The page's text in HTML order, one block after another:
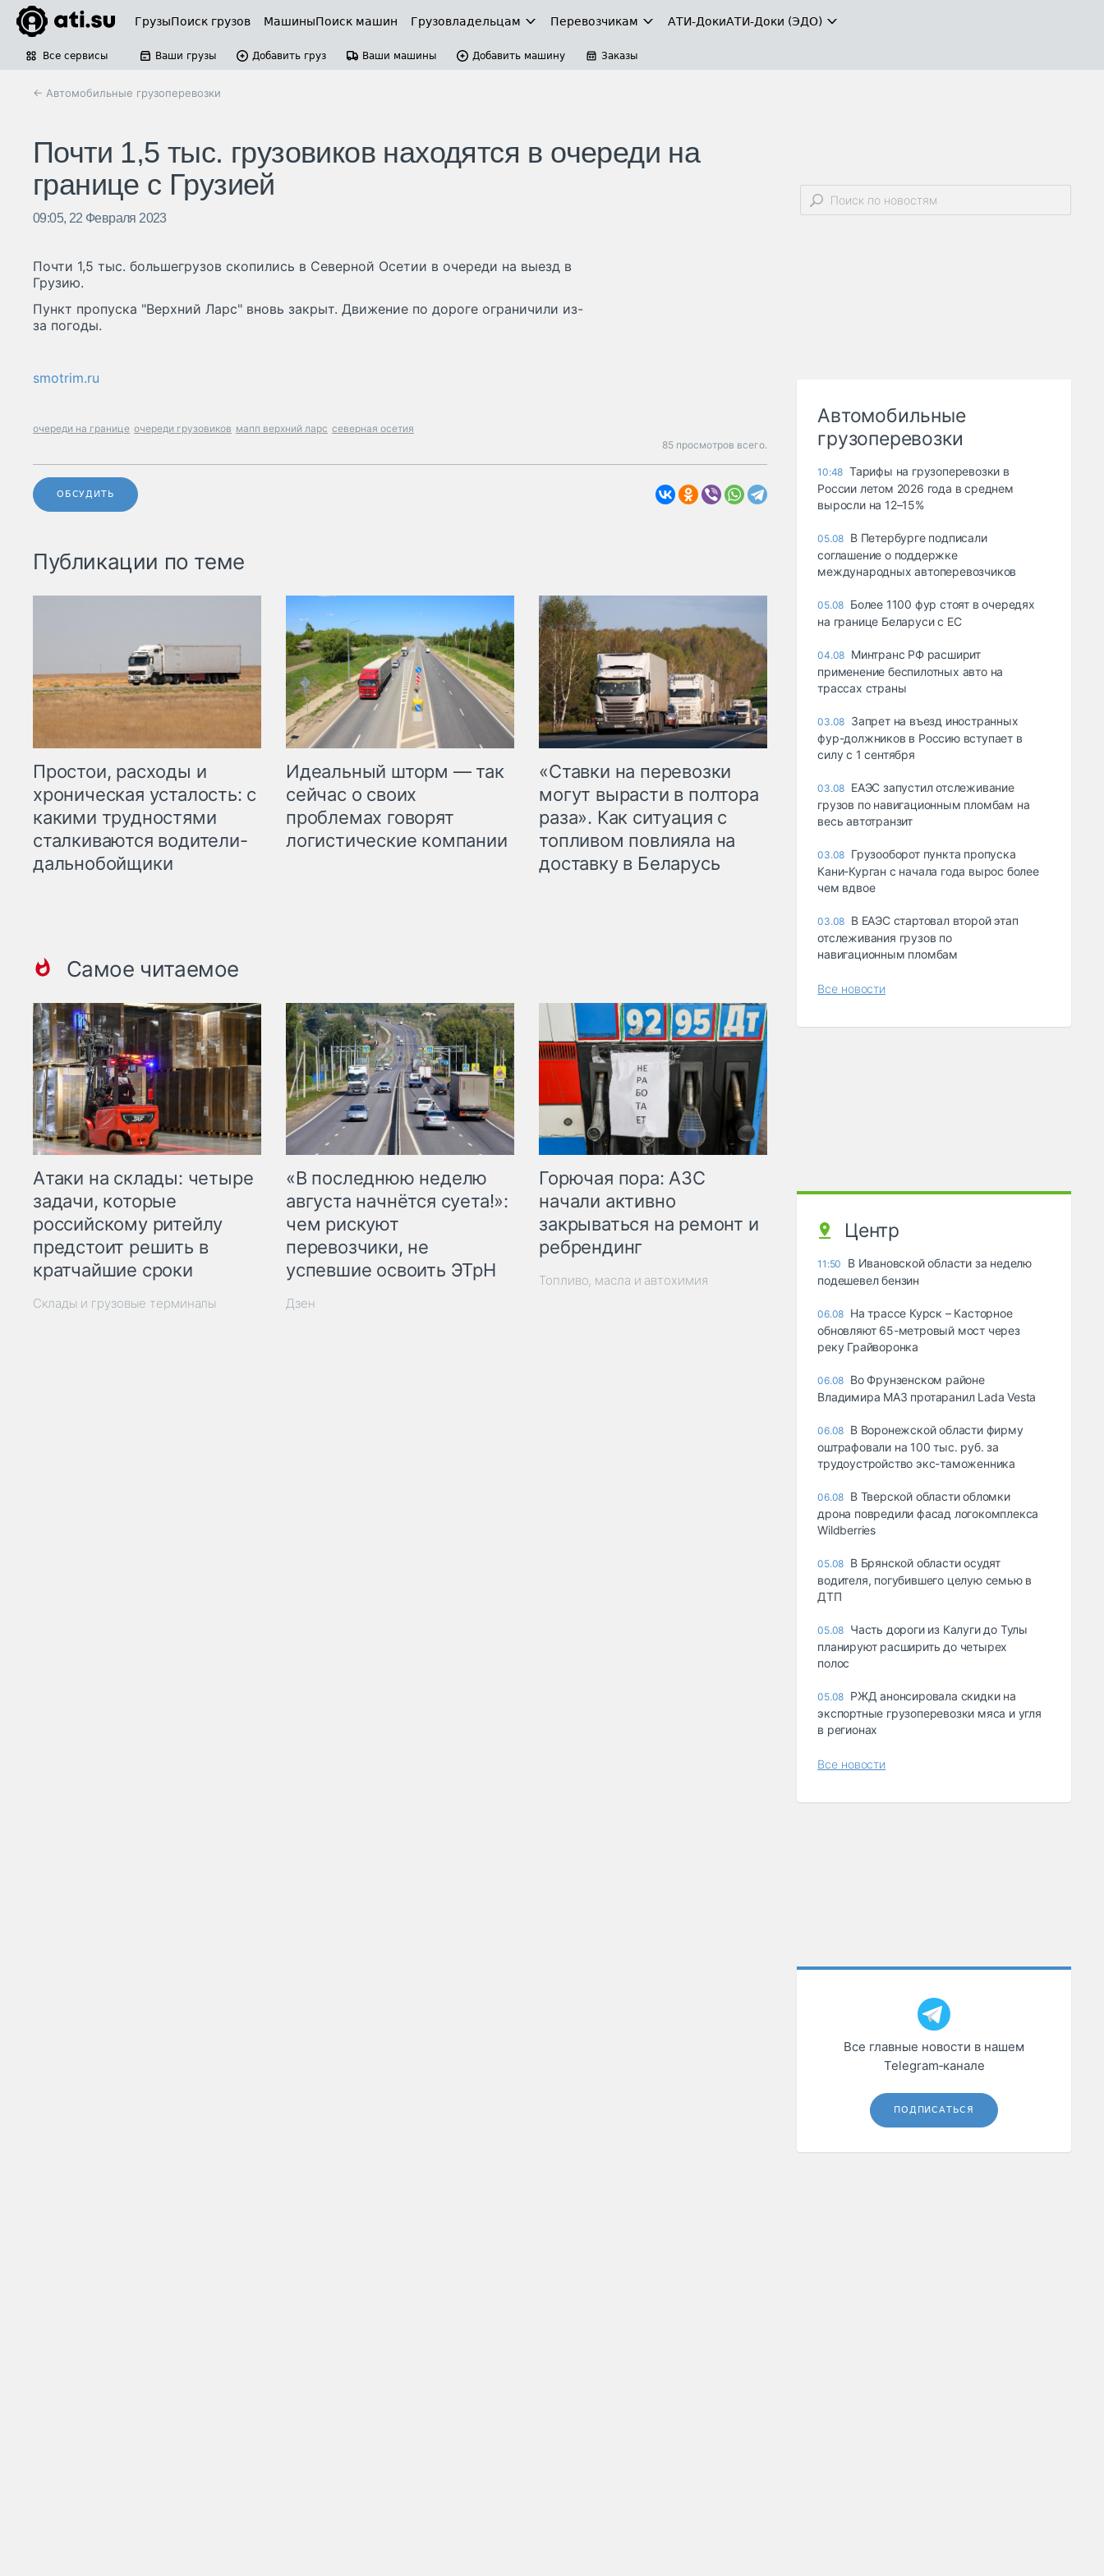
ГрузыПоиск грузов МашиныПоиск машин Грузовладельцам Перевозчикам АТИ-ДокиАТИ-Доки (ЭДО)
Все сервисы Ваши грузы Добавить груз Ваши машины Добавить машину Заказы
← Автомобильные грузоперевозки
Почти 1,5 тыс. грузовиков находятся в очереди на
границе с Грузией
09:05, 22 Февраля 2023
Почти 1,5 тыс. большегрузов скопились в Северной Осетии в очереди на выезд в
Грузию.
Пункт пропуска "Верхний Ларс" вновь закрыт. Движение по дороге ограничили из-
за погоды.
smotrim.ru
очереди на границе очереди грузовиков мапп верхний ларс северная осетия
85 просмотров всего.
ОБСУДИТЬ
Публикации по теме
Простои, расходы и
хроническая усталость: с
какими трудностями
сталкиваются водители-
дальнобойщики
Идеальный шторм — так
сейчас о своих
проблемах говорят
логистические компании
«Ставки на перевозки
могут вырасти в полтора
раза». Как ситуация с
топливом повлияла на
доставку в Беларусь
Самое читаемое
Атаки на склады: четыре
задачи, которые
российскому ритейлу
предстоит решить в
кратчайшие сроки
Склады и грузовые терминалы
«В последнюю неделю
августа начнётся суета!»:
чем рискуют
перевозчики, не
успевшие освоить ЭТрН
Дзен
Горючая пора: АЗС
начали активно
закрываться на ремонт и
ребрендинг
Топливо, масла и автохимия
Автомобильные
грузоперевозки
10:48 Тарифы на грузоперевозки в
России летом 2026 года в среднем
выросли на 12–15%
05.08 В Петербурге подписали
соглашение о поддержке
международных автоперевозчиков
05.08 Более 1100 фур стоят в очередях
на границе Беларуси с ЕС
04.08 Минтранс РФ расширит
применение беспилотных авто на
трассах страны
03.08 Запрет на въезд иностранных
фур-должников в Россию вступает в
силу с 1 сентября
03.08 ЕАЭС запустил отслеживание
грузов по навигационным пломбам на
весь автотранзит
03.08 Грузооборот пункта пропуска
Кани-Курган с начала года вырос более
чем вдвое
03.08 В ЕАЭС стартовал второй этап
отслеживания грузов по
навигационным пломбам
Все новости
Центр
11:50
В Ивановской области за неделю
подешевел бензин
06.08 На трассе Курск – Касторное
обновляют 65-метровый мост через
реку Грайворонка
06.08 Во Фрунзенском районе
Владимира МАЗ протаранил Lada Vesta
06.08 В Воронежской области фирму
оштрафовали на 100 тыс. руб. за
трудоустройство экс-таможенника
06.08 В Тверской области обломки
дрона повредили фасад логокомплекса
Wildberries
05.08 В Брянской области осудят
водителя, погубившего целую семью в
ДТП
05.08 Часть дороги из Калуги до Тулы
планируют расширить до четырех
полос
05.08 РЖД анонсировала скидки на
экспортные грузоперевозки мяса и угля
в регионах
Все новости
Все главные новости в нашем
Telegram‑канале
ПОДПИСАТЬСЯ